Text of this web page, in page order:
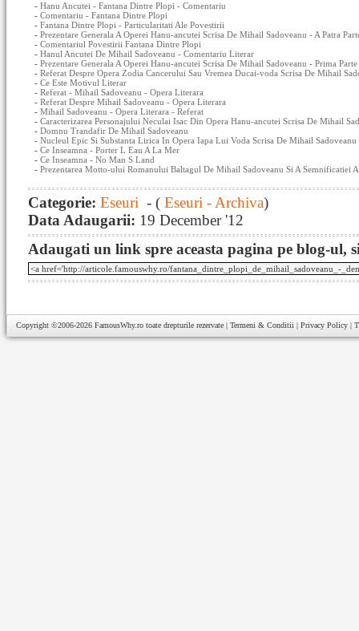
- Hanu Ancutei - Fantana Dintre Plopi - Comentariu
- Comentariu - Fantana Dintre Plopi
- Fantana Dintre Plopi - Particularitati Ale Povestirii
- Prezentare Generala A Operei Hanu-ancutei Scrisa De Mihail Sadoveanu - A Patra
- Comentariul Povestirii Fantana Dintre Plopi
- Hanul Ancutei De Mihail Sadoveanu - Comentariu Literar
- Prezentare Generala A Operei Hanu-ancutei Scrisa De Mihail Sadoveanu - Prima Parte
- Referat Despre Opera Zodia Cancerului Sau Vremea Ducai-voda Scrisa De Mihail
- Ce Este Motivul Literar
- Referat - Mihail Sadoveanu - Opera Literara
- Referat Despre Mihail Sadoveanu - Opera Literara
- Mihail Sadoveanu - Opera Literara - Referat
- Caracterizarea Personajului Neculai Isac Din Opera Hanu-ancutei Scrisa De Mihail
- Domnu Trandafir De Mihail Sadoveanu
- Nucleul Epic Si Substanta Lirica In Opera Iapa Lui Voda Scrisa De Mihail Sadoveanu
- Ce Inseamna - Porter L Eau A La Mer
- Ce Inseamna - No Man S Land
- Prezentarea Motto-ului Romanului Baltagul De Mihail Sadoveanu Si A Semnificatiei
Categorie: Eseuri - ( Eseuri - Archiva)
Data Adaugarii: 19 December '12
Adaugati un link spre aceasta pagina pe blog-ul,
Copyright ©2006-2026 FamousWhy.ro toate drepturile rezervate | Termeni & Conditii | Privacy Policy |